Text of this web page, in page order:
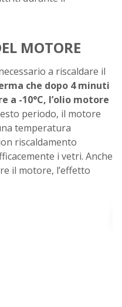
MOTORE
a riscaldare il
che dopo 4 minuti
a -10°C, l’olio motore
periodo, il motore
temperatura
riscaldamento
i vetri. Anche
il motore, l’effetto